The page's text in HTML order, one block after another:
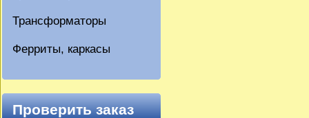
Трансформаторы
Ферриты, каркасы
Проверить заказ